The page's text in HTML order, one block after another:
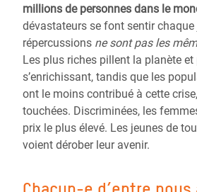
millions de personnes dans le
dévastateurs se font sentir
répercussions ne sont pas les
Les plus riches pillent la planète
s’enrichissant, tandis que les
ont le moins contribué à cette
touchées. Discriminées, les
prix le plus élevé. Les jeunes de
voient dérober leur avenir.